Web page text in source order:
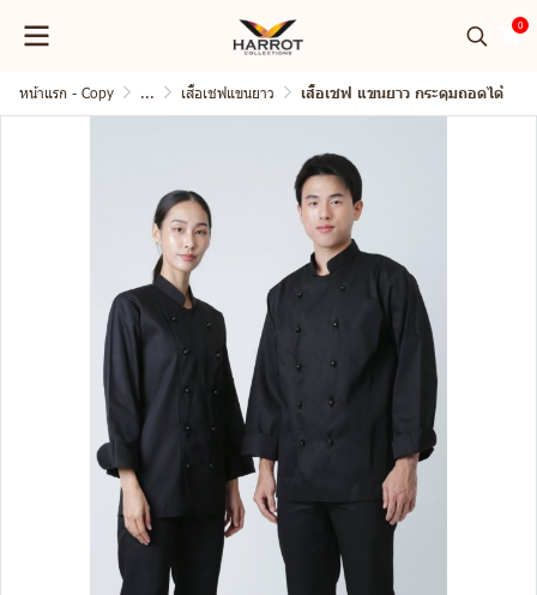
0
หน้าแรก - Copy ... เสื้อเชฟแขนยาว เสื้อเชฟ แขนยาว กระดุมถอดได้